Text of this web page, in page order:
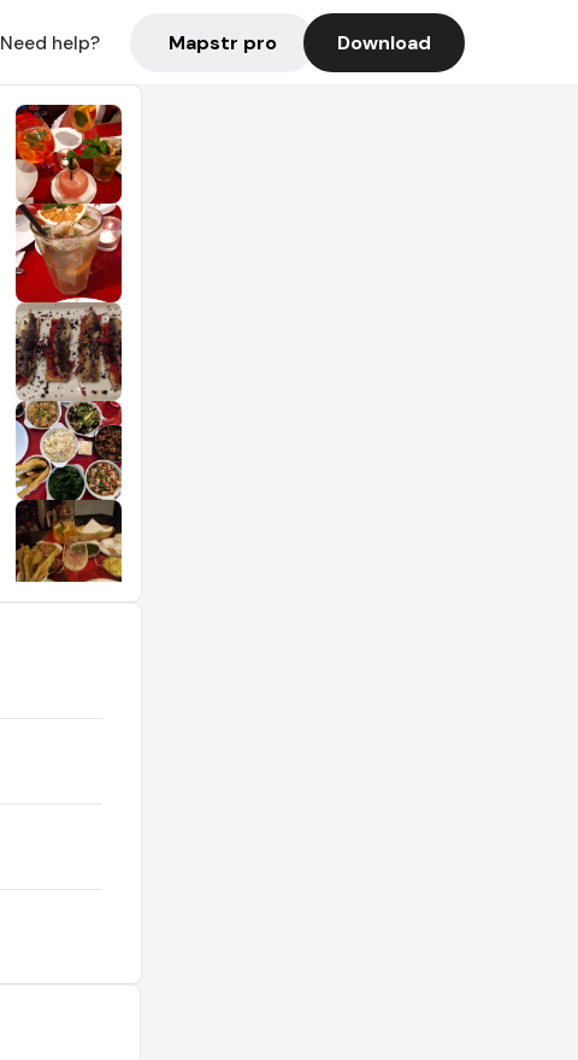
Need help? Mapstr pro Download